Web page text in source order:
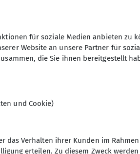
für soziale Medien anbieten zu
Website an unsere Partner für
die Sie ihnen bereitgestellt
und Cookie)
das Verhalten ihrer Kunden im
erteilen. Zu diesem Zweck